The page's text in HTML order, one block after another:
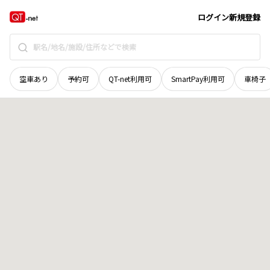
ログイン新規登録
空車あり 予約可 QT-net利用可 SmartPay利用可 車椅子
秋田県